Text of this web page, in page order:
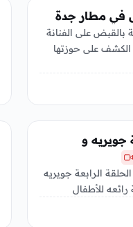
في مطار جدة
بالقبض على الفنانة
الكشف على حوزتها
جويريه و
الرابعة جويريه
للأطفال